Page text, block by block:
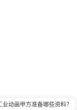
工业动画制作周期是多久？